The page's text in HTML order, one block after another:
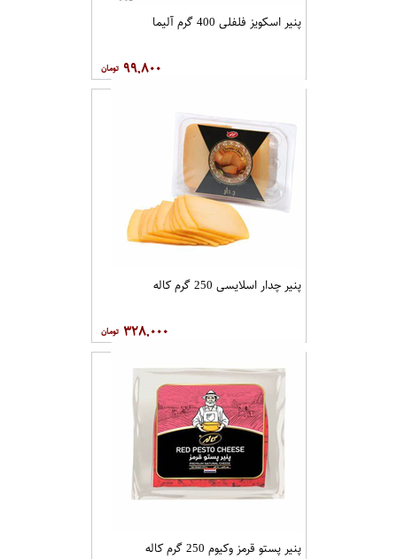
پنیر اسکویز فلفلی 400 گرم آلیما
۹۹,۸۰۰
پنیر چدار اسلایسی 250 گرم کاله
۳۲۸,۰۰۰
پنیر پستو قرمز وکیوم 250 گرم کاله